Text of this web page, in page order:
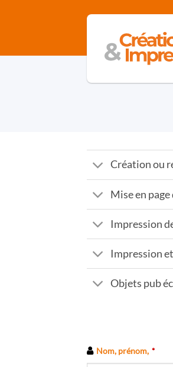
Création ou
Mise en
Impression
Impression
Objets pub
Nom, prénom, *